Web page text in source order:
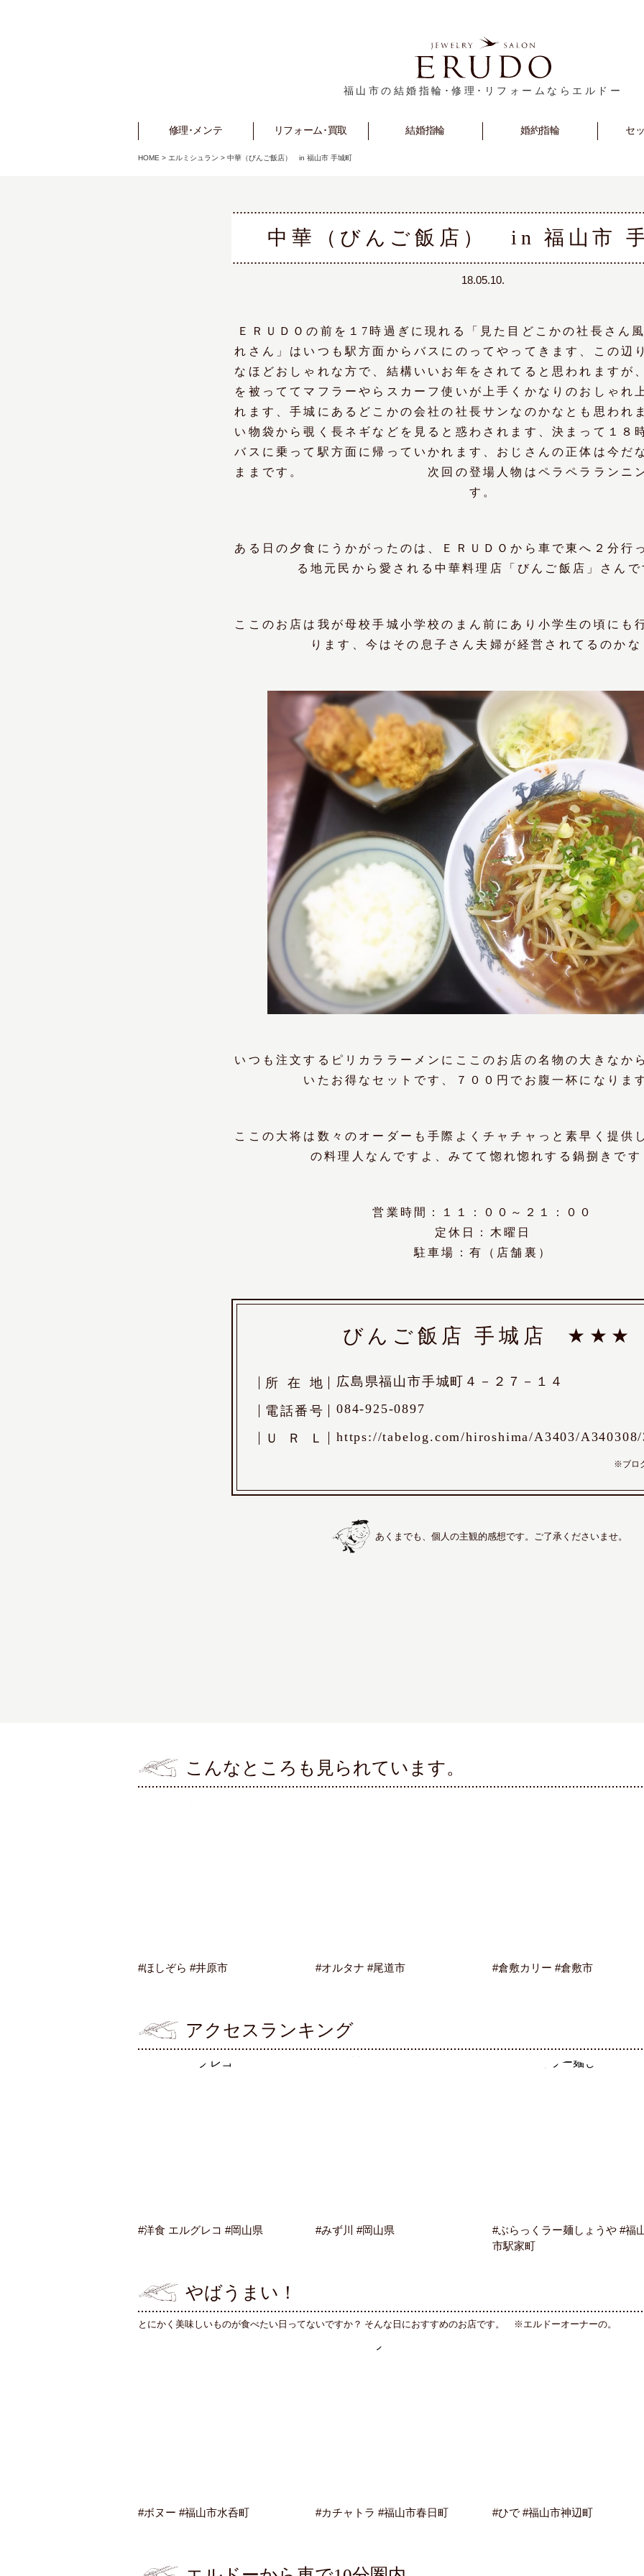
福山市の結婚指輪･修理･リフォームならエルドー
修理･メンテ
Repair リフォーム･買取
Reform 結婚指輪
Marriage 婚約指輪
Engagement セ
HOME > エルミシュラン > 中華（びんご飯店） in 福山市 手城町
中華（びんご飯店） in 福山市
18.05.10.
ＥＲＵＤＯの前を１7時過ぎに現れる「見た目どこかの社長さん
れさん」はいつも駅方面からバスにのってやってきます、この辺
なほどおしゃれな方で、結構いいお年をされてると思われますが
を被っててマフラーやらスカーフ使いが上手くかなりのおしゃれ
れます、手城にあるどこかの会社の社長サンなのかなとも思われ
い物袋から覗く長ネギなどを見ると惑わされます、決まって１８
バスに乗って駅方面に帰っていかれます、おじさんの正体は今だ
ままです。 次回の登場人物はペラペラランニン
す。
ある日の夕食にうかがったのは、ＥＲＵＤＯから車で東へ２分行
る地元民から愛される中華料理店「びんご飯店」さん
ここのお店は我が母校手城小学校のまん前にあり小学生の頃にも
ります、今はその息子さん夫婦が経営されてるのかな
いつも注文するピリカララーメンにここのお店の名物の大きなか
いたお得なセットです、７００円でお腹一杯になりま
ここの大将は数々のオーダーも手際よくチャチャっと素早く提供
の料理人なんですよ、みてて惚れ惚れする鍋捌きです
営業時間：１１：００～２１：００
定休日：木曜日
駐車場：有（店舗裏）
びんご飯店 手城店 ★★★
所 在 地 広島県福山市手城町４－２７－１４
電 話番 号 084-925-0897
Ｕ Ｒ Ｌ https://tabelog.com/hiroshima/A3403/
※ブロ
あくまでも、個人の主観的感想です。ご了承くださいませ。
こんなところも見られています。
#ほしぞら #井原市 #オルタナ #尾道市 #倉敷カリー #倉敷市
アクセスランキング
#洋食 エルグレコ #岡山県 #みず川 #岡山県
#ぶらっくラー麺しょうや #福
市駅家町
やばうまい！
とにかく美味しいものが食べたい日ってないですか？ そんな日におすすめのお店です。 ※エルドーオーナーの。
#ボヌー #福山市水呑町 #カチャトラ #福山市春日町 #ひで #福山市神辺町